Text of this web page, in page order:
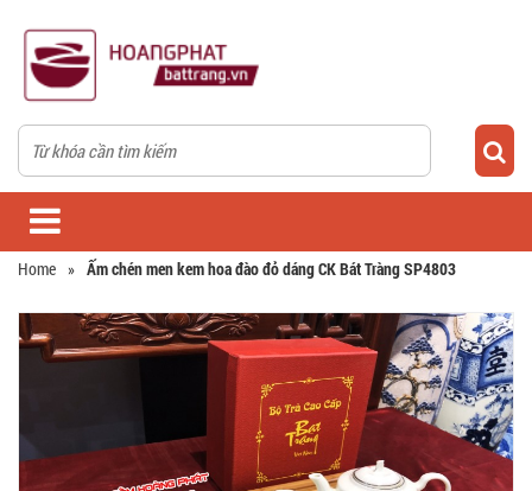
Home » Ấm chén men kem hoa đào đỏ dáng CK Bát Tràng SP4803